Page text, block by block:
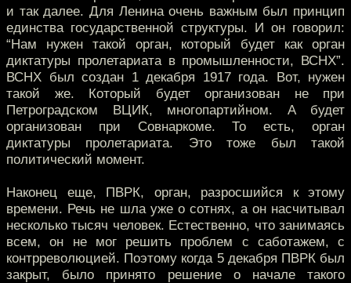
и так далее. Для Ленина очень важным был принцип
единства государственной структуры. И он говорил:
“Нам нужен такой орган, который будет как орган
диктатуры пролетариата в промышленности, ВСНХ”.
ВСНХ был создан 1 декабря 1917 года. Вот, нужен
такой же. Который будет организован не при
Петроградском ВЦИК, многопартийном. А будет
организован при Совнаркоме. То есть, орган
диктатуры пролетариата. Это тоже был такой
политический момент.
Наконец еще, ПВРК, орган, разросшийся к этому
времени. Речь не шла уже о сотнях, а он насчитывал
несколько тысяч человек. Естественно, что занимаясь
всем, он не мог решить проблем с саботажем, с
контрреволюцией. Поэтому когда 5 декабря ПВРК был
закрыт, было принято решение о начале такого